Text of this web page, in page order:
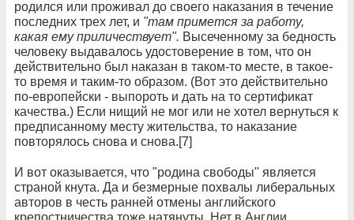
родился или проживал до своего наказания в течение
последних трех лет, и "там примется за работу,
какая ему приличествует". Высеченному за бедность
человеку выдавалось удостоверение в том, что он
действительно был наказан в таком-то месте, в такое-
то время и таким-то образом. (Вот это действительно
по-европейски - выпороть и дать на то сертификат
качества.) Если нищий не мог или не хотел вернуться к
предписанному месту жительства, то наказание
повторялось снова и снова.[7]
И вот оказывается, что "родина свободы" является
страной кнута. Да и безмерные похвалы либеральных
авторов в честь ранней отмены английского
крепостничества тоже натянуты. Нет в Англии